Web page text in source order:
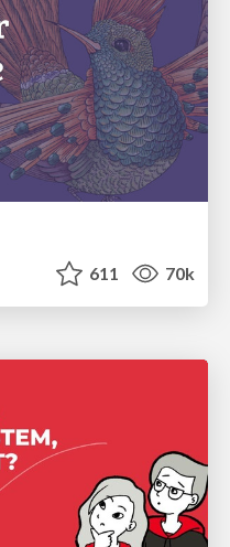
611 70k